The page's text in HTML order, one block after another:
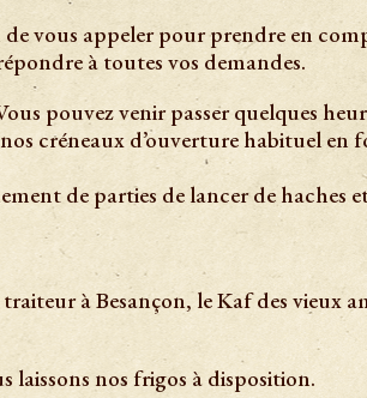
vous appeler pour prendre en
à toutes vos demandes.
pouvez venir passer quelques
créneaux d’ouverture habituel en
de parties de lancer de haches
à Besançon, le Kaf des vieux
laissons nos frigos à disposition.